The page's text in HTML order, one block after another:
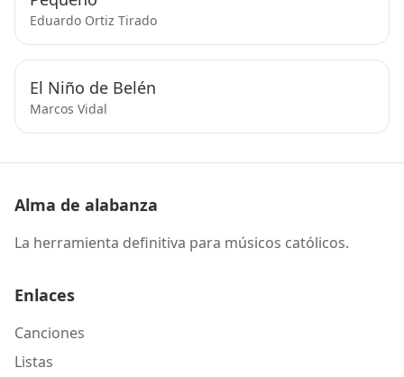
Eduardo Ortiz Tirado
El Niño de Belén
Marcos Vidal
Alma de alabanza
La herramienta definitiva para músicos católicos.
Enlaces
Canciones
Listas